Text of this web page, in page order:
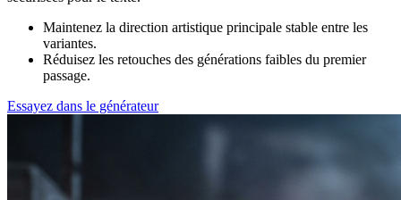
Maintenez la direction artistique principale stable entre les
variantes.
Réduisez les retouches des générations faibles du premier
passage.
Essayez dans le générateur